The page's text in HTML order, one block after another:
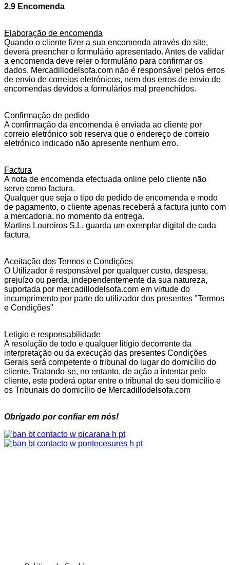
2.9 Encomenda
Elaboração de encomenda
Quando o cliente fizer a sua encomenda através do site,
deverá preencher o formulário apresentado. Antes de validar
a encomenda deve reler o formulário para confirmar os
dados. Mercadillodelsofa.com não é responsável pelos erros
de envio de correios eletrónicos, nem dos erros de envio de
encomendas devidos a formulários mal preenchidos.
Confirmação de pedido
A confirmação da encomenda é enviada ao cliente por
correio eletrónico sob reserva que o endereço de correio
eletrónico indicado não apresente nenhum erro.
Factura
A nota de encomenda efectuada online pelo cliente não
serve como factura.
Qualquer que seja o tipo de pedido de encomenda e modo
de pagamento, o cliente apenas receberá a factura junto com
a mercadoria, no momento da entrega.
Martins Loureiros S.L. guarda um exemplar digital de cada
factura.
Aceitação dos Termos e Condições
O Utilizador é responsável por qualquer custo, despesa,
prejuízo ou perda, independentemente da sua natureza,
suportada por mercadillodelsofa.com em virtude do
incumprimento por parte do utilizador dos presentes "Termos
e Condições"
Letigio e responsabilidade
A resolução de todo e qualquer litígio decorrente da
interpretação ou da execução das presentes Condições
Gerais será competente o tribunal do lugar do domicílio do
cliente. Tratando-se, no entanto, de ação a intentar pelo
cliente, este poderá optar entre o tribunal do seu domicílio e
os Tribunais do domicílio de Mercadillodelsofa.com
Obrigado por confiar em nós!